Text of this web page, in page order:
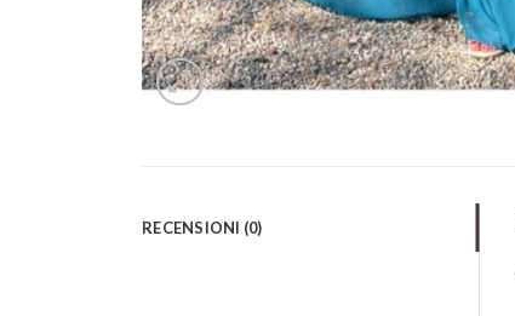
RECENSIONI (0)